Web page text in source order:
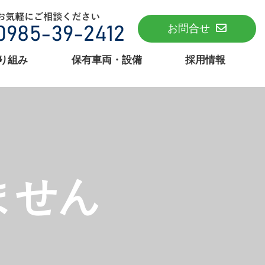
お問合せ
組み 保有車両・設備 採用情報
せん